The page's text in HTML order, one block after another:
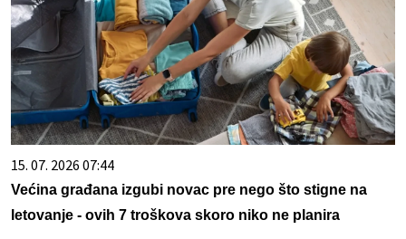
15. 07. 2026 07:44
Većina građana izgubi novac pre nego što stigne na
letovanje - ovih 7 troškova skoro niko ne planira